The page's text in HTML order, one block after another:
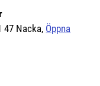
47 Nacka, Öppna